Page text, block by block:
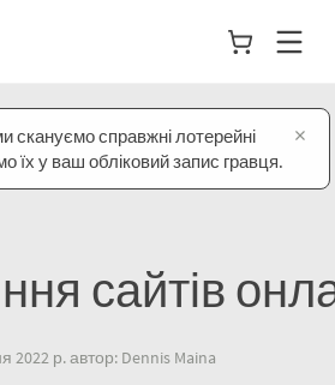
скануємо справжні лотерейні
їх у ваш обліковий запис гравця.
×
сайтів
2022 р. автор: Dennis Maina